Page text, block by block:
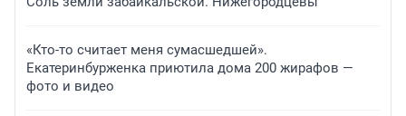
«Кто-то считает меня сумасшедшей».
Екатеринбурженка приютила дома 200 жирафов —
фото и видео